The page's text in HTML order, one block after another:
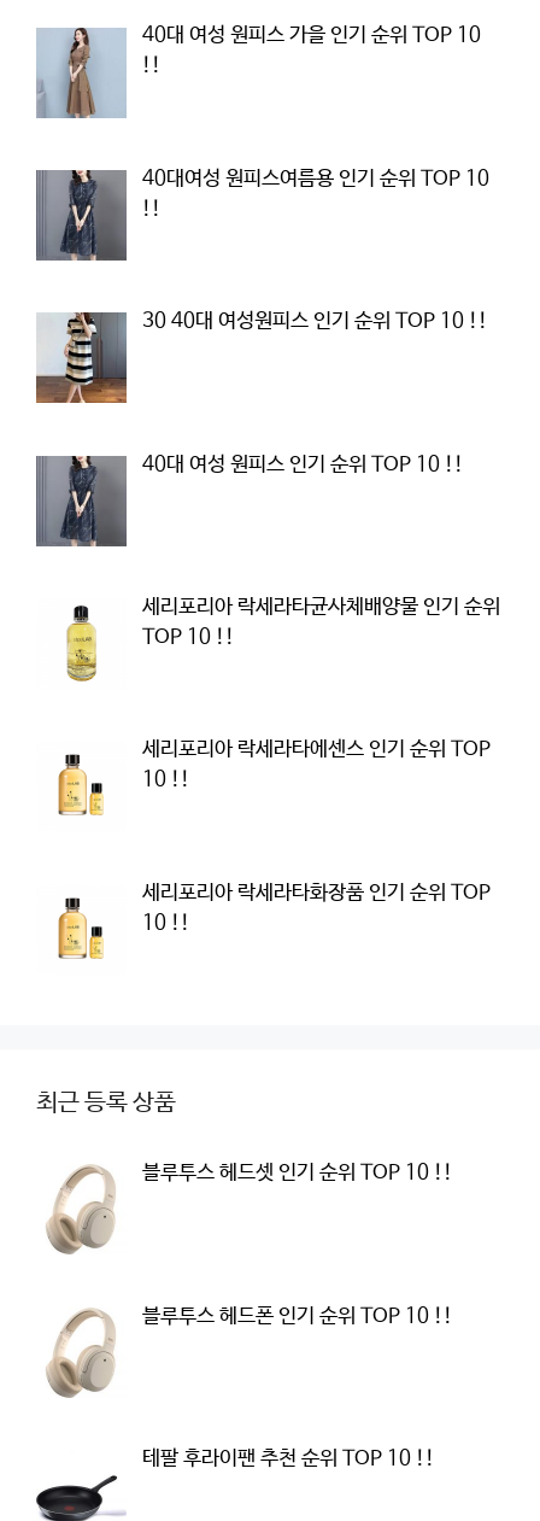
40대 여성 원피스 가을 인기 순위 TOP 10
!!
40대여성 원피스여름용 인기 순위 TOP 10
!!
30 40대 여성원피스 인기 순위 TOP 10 !!
40대 여성 원피스 인기 순위 TOP 10 !!
세리포리아 락세라타균사체배양물 인기 순위
TOP 10 !!
세리포리아 락세라타에센스 인기 순위 TOP
10 !!
세리포리아 락세라타화장품 인기 순위 TOP
10 !!
최근 등록 상품
블루투스 헤드셋 인기 순위 TOP 10 !!
블루투스 헤드폰 인기 순위 TOP 10 !!
테팔 후라이팬 추천 순위 TOP 10 !!